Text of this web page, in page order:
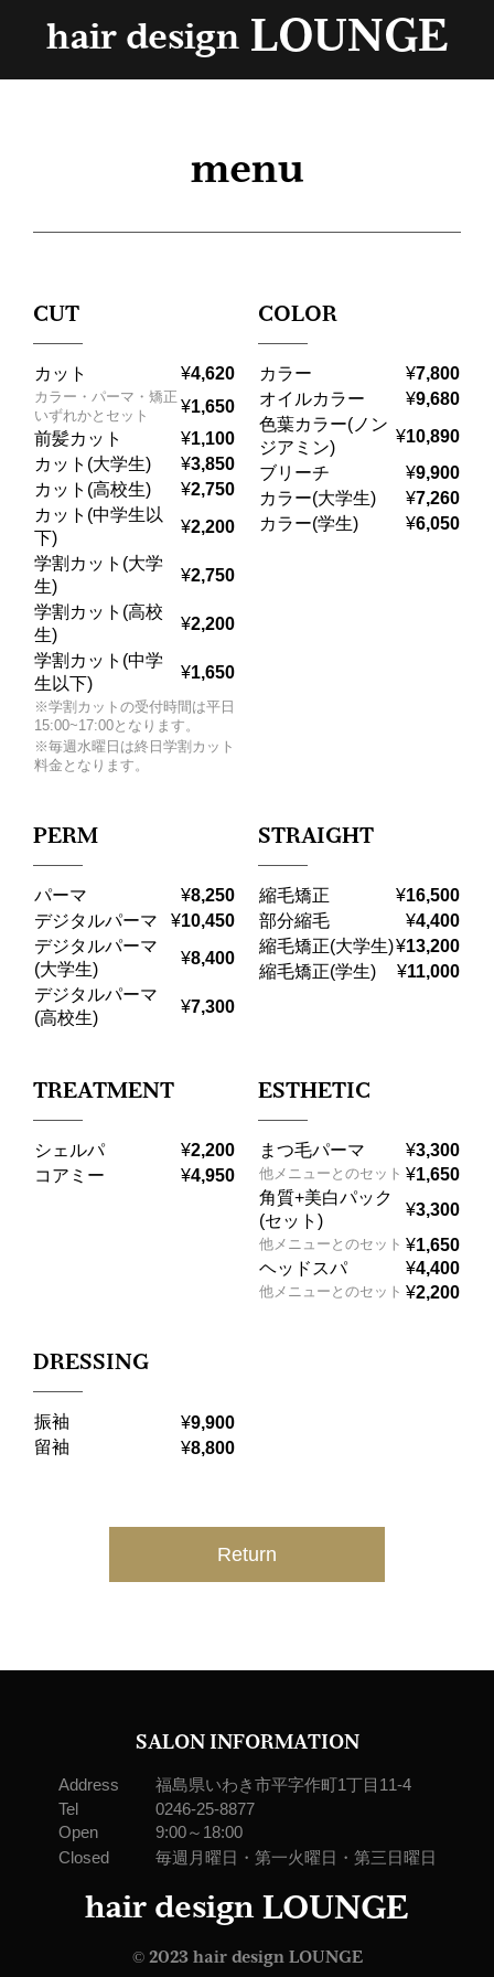
hair design LOUNGE
menu
CUT
カット ¥4,620
カラー・パーマ・矯正
いずれかとセット
¥1,650
前髪カット
¥1,100
カット(大学生)
¥3,850
カット(高校生)
¥2,750
カット(中学生以
下)
¥2,200
学割カット(大学
生)
¥2,750
学割カット(高校
生)
¥2,200
学割カット(中学
生以下)
¥1,650
※学割カットの受付時間は平日
15:00~17:00となります。
※毎週水曜日は終日学割カット
料金となります。
COLOR
カラー ¥7,800
オイルカラー
¥9,680
色葉カラー(ノン
ジアミン)
¥10,890
ブリーチ
¥9,900
カラー(大学生)
¥7,260
カラー(学生)
¥6,050
PERM
パーマ ¥8,250
デジタルパーマ
¥10,450
デジタルパーマ
(大学生)
¥8,400
デジタルパーマ
(高校生)
¥7,300
STRAIGHT
縮毛矯正 ¥16,500
部分縮毛
¥4,400
縮毛矯正(大学生)¥13,200
縮毛矯正(学生)
¥11,000
TREATMENT
シェルパ ¥2,200
コアミー
¥4,950
ESTHETIC
まつ毛パーマ ¥3,300
他メニューとのセット ¥1,650
角質+美白パック
(セット)
¥3,300
他メニューとのセット ¥1,650
ヘッドスパ
¥4,400
他メニューとのセット ¥2,200
DRESSING
振袖 ¥9,900
留袖
¥8,800
Return
hair design LOUNGE
© 2023 hair design LOUNGE
SALON INFORMATION
Address
福島県いわき市平字作町1丁目11-4
Tel
0246-25-8877
Open
9:00～18:00
Closed
毎週月曜日・第一火曜日・第三日曜日